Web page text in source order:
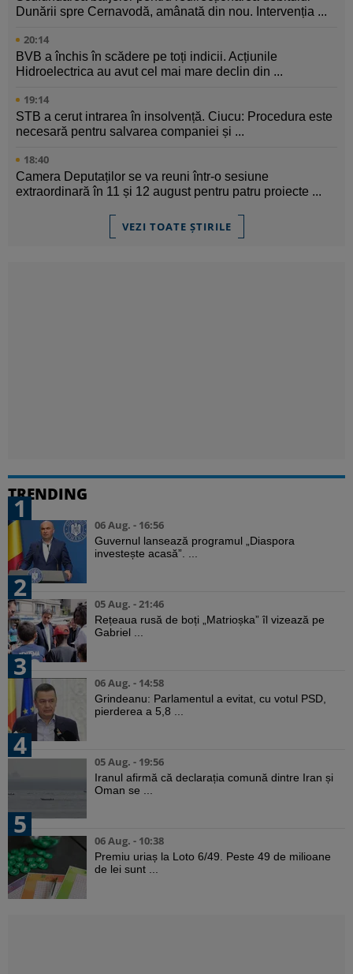
Dunării spre Cernavodă, amânată din nou. Intervenția ...
20:14
BVB a închis în scădere pe toți indicii. Acțiunile
Hidroelectrica au avut cel mai mare declin din ...
19:14
STB a cerut intrarea în insolvență. Ciucu: Procedura este
necesară pentru salvarea companiei și ...
18:40
Camera Deputaților se va reuni într-o sesiune
extraordinară în 11 și 12 august pentru patru proiecte ...
VEZI TOATE ȘTIRILE
TRENDING
1
06 Aug. - 16:56
Guvernul lansează programul „Diaspora
investește acasă”. ...
2
05 Aug. - 21:46
Rețeaua rusă de boți „Matrioșka” îl vizează pe
Gabriel ...
3
06 Aug. - 14:58
Grindeanu: Parlamentul a evitat, cu votul PSD,
pierderea a 5,8 ...
4
05 Aug. - 19:56
Iranul afirmă că declarația comună dintre Iran și
Oman se ...
5
06 Aug. - 10:38
Premiu uriaș la Loto 6/49. Peste 49 de milioane
de lei sunt ...